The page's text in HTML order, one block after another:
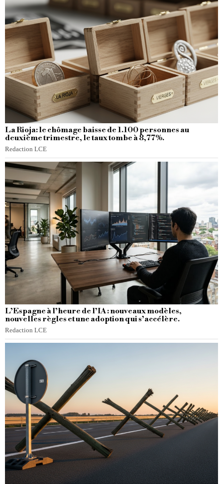
La Rioja: le chômage baisse de 1.100 personnes au
deuxième trimestre, le taux tombe à 8,77%.
Redaction LCE
L’Espagne à l’heure de l’IA : nouveaux modèles,
nouvelles règles et une adoption qui s’accélère.
Redaction LCE